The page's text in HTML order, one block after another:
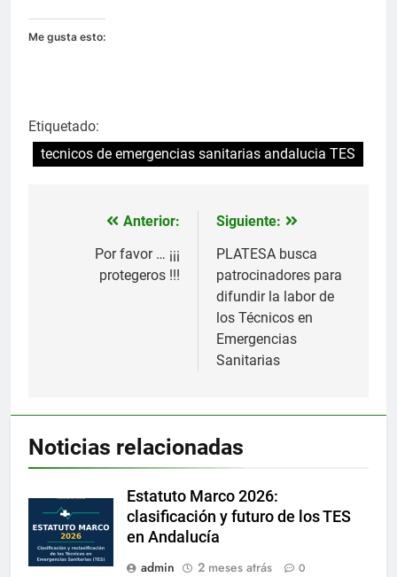
Me gusta esto:
Etiquetado:
tecnicos de emergencias sanitarias andalucia TES
Navegación
entradas
Anterior:
Por favor … ¡¡¡
protegeros !!!
Siguiente:
PLATESA busca
patrocinadores para
difundir la labor de
los Técnicos en
Emergencias
Sanitarias
Noticias relacionadas
Estatuto Marco 2026:
clasificación y futuro de los TES
en Andalucía
admin
2 meses atrás 0